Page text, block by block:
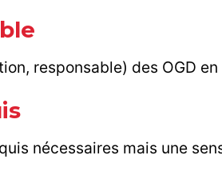
responsable) des OGD
nécessaires mais une